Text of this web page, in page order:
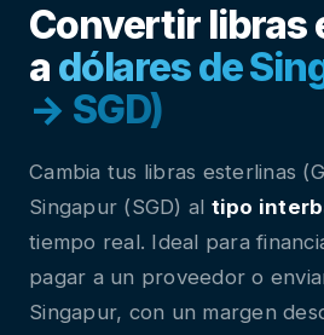
Convertir libras
a dólares de
→ SGD)
Cambia tus libras esterlinas
Singapur (SGD) al tipo
tiempo real. Ideal para
pagar a un proveedor o
Singapur, con un margen